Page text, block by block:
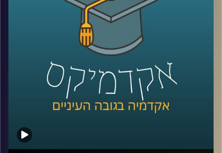
הערבית, השפעות העלייה הרוסית ויצירה
עצמאית. כיצד השינויים והתזוזות, החיפושים
והציפיות מהקהל השפיעו על הלהקות
הישראליות הותיקות – "קול ודממה", "בת שבע",
"בת דור", "מחול ענבל", "להקת המחול
הקיבוצית" ונוספות? מי שרדה, מי לוטשה, מי
אבדה ומה יכול השינוי ללמד אותנו?